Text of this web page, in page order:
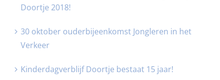
Doortje 2018!
30 oktober ouderbijeenkomst Jongleren in het
Verkeer
Kinderdagverblijf Doortje bestaat 15 jaar!